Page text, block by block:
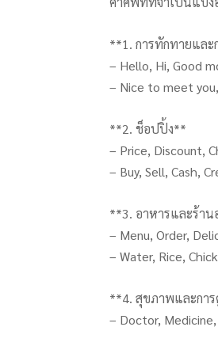
**1. การทักทายแล
– Hello, Hi, Good
– Nice to meet
**2. ช็อปปิ้ง**
– Price, Discount,
– Buy, Sell, Cash,
**3. อาหารและร้า
– Menu, Order,
– Water, Rice,
**4. สุขภาพและกา
– Doctor,